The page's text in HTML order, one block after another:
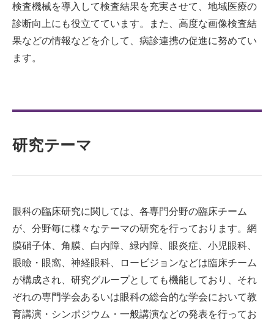
検査機械を導入して検査結果を充実させて、地域医療の
診断向上にも役立てています。また、高度な画像検査結
果などの情報などを介して、病診連携の促進に努めてい
ます。
研究テーマ
眼科の臨床研究に関しては、各専門分野の臨床チーム
が、分野毎に様々なテーマの研究を行っております。網
膜硝子体、角膜、白内障、緑内障、眼炎症、小児眼科、
眼瞼・眼窩、神経眼科、ロービジョンなどは臨床チーム
が構成され、研究グループとしても機能しており、それ
ぞれの専門学会あるいは眼科の総合的な学会において教
育講演・シンポジウム・一般講演などの発表を行ってお